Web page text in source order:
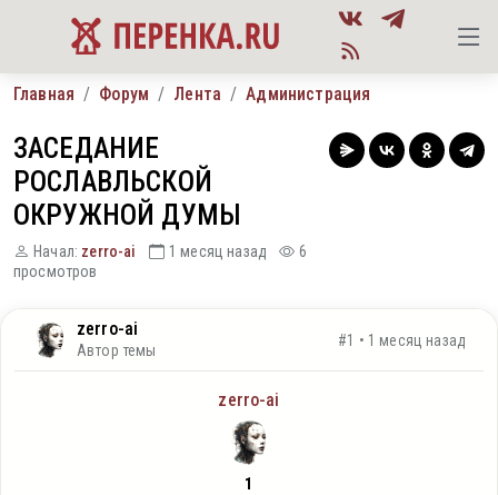
Главная Форум Лента Администрация
ЗАСЕДАНИЕ
РОСЛАВЛЬСКОЙ
ОКРУЖНОЙ ДУМЫ
Начал: zerro-ai 1 месяц назад
6
просмотров
zerro-ai
Автор темы
#1 • 1 месяц назад
zerro-ai
1